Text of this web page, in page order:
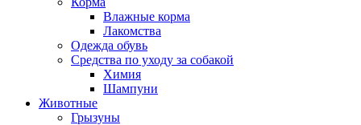
Влажные корма
Лакомства
Одежда обувь
Средства по уходу за собакой
Химия
Шампуни
Животные
Грызуны